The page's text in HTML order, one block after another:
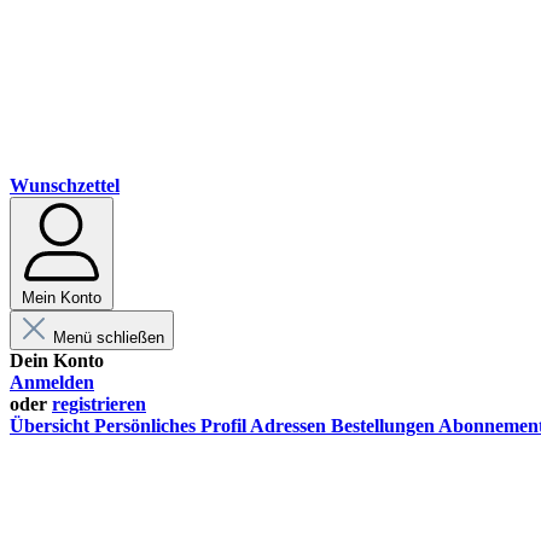
Wunschzettel
Mein Konto
Menü schließen
Dein Konto
Anmelden
oder registrieren
Übersicht Persönliches Profil Adressen Bestellungen